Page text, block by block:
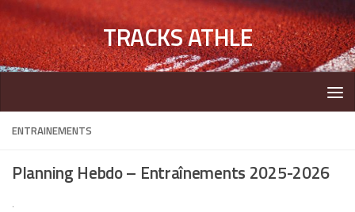
TRACKS ATHLE
ENTRAINEMENTS
Planning Hebdo – Entraînements 2025-2026
.